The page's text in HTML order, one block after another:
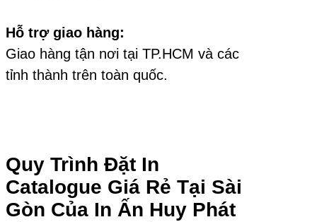
Hỗ trợ giao hàng:
Giao hàng tận nơi tại TP.HCM và các
tỉnh thành trên toàn quốc.
Quy Trình Đặt In
Catalogue Giá Rẻ Tại Sài
Gòn Của In Ấn Huy Phát